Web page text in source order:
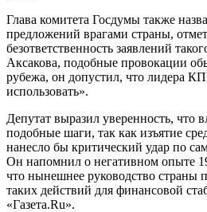
Глава комитета Госдумы также
предложений врагами страны,
безответственность заявлений
Аксакова, подобные провокации
рубежа, он допустил, что лидера
использовать».
Депутат выразил уверенность, что
подобные шаги, так как изъятие
нанесло бы критический удар по
Он напомнил о негативном опыте
что нынешнее руководство страны
таких действий для финансовой
«Газета.Ru».